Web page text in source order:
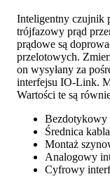
Inteligentny czujnik
trójfazowy prąd
prądowe są
przelotowych.
on wysyłany za
interfejsu IO-Link.
Wartości te są
Bezdotykowy
Średnica
Montaż
Analogowy
Cyfrowy